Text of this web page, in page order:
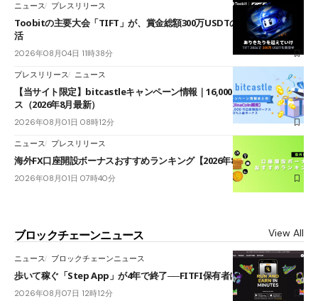
ニュース プレスリリース
Toobitの主要大会「TIFT」が、賞金総額300万USDTのレースとして復
活
2026年08月04日 11時38分
プレスリリース ニュース
【当サイト限定】bitcastleキャンペーン情報｜16,000円口座開設ボーナ
ス（2026年8月最新）
2026年08月01日 08時12分
ニュース プレスリリース
海外FX口座開設ボーナスおすすめランキング【2026年8月最新】
2026年08月01日 07時40分
ブロックチェーンニュース View All
ニュース ブロックチェーンニュース
歩いて稼ぐ「Step App」が4年で終了──FITFI保有者に対応呼びかけ
2026年08月07日 12時12分